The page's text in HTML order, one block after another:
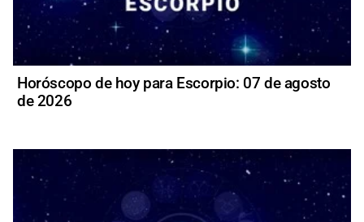
Horóscopo de hoy para Escorpio: 07 de agosto
de 2026